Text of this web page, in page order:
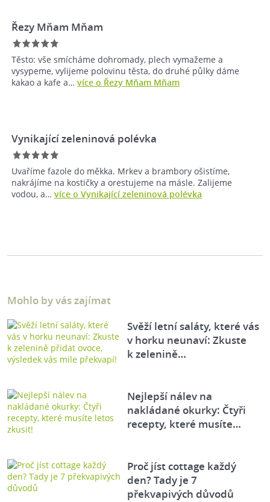
Řezy Mňam Mňam
Těsto: vše smícháme dohromady, plech vymažeme a
vysypeme, vylijeme polovinu těsta, do druhé půlky dáme
kakao a kafe a… více o Řezy Mňam Mňam
Vynikající zeleninová polévka
Uvaříme fazole do měkka. Mrkev a brambory ošistíme,
nakrájíme na kostičky a orestujeme na másle. Zalijeme
vodou, a… více o Vynikající zeleninová polévka
Mohlo by vás zajímat
Svěží letní saláty, které vás
v horku neunaví: Zkuste
k zelenině…
Nejlepší nálev na
nakládané okurky: Čtyři
recepty, které musíte…
Proč jíst cottage každý
den? Tady je 7
překvapivých důvodů